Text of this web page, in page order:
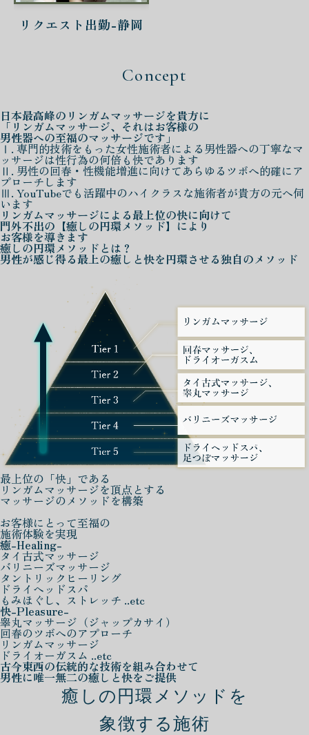
リクエスト出勤-静岡
Concept
日本最高峰の リンガムマッサージを貴方に
「リンガムマッサージ、それはお客様の
男性器への至福のマッサージです」
Ⅰ. 専門的技術をもった女性施術者による男性器への丁寧なマ
ッサージは性行為の何倍も快であります
Ⅱ. 男性の回春・性機能増進に向けてあらゆるツボへ的確にア
プローチします
Ⅲ. YouTubeでも活躍中のハイクラスな施術者が貴方の元へ伺
います
リンガムマッサージによる最上位の快に向けて
門外不出の 【癒しの円環メソッド】 により
お客様を導きます
癒しの円環メソッド とは？
男性が感じ得る最上の癒しと快を円環させる独自のメソッド
最上位の「快」である
リンガムマッサージを頂点とする
マッサージのメソッドを構築
お客様にとって至福の
施術体験を実現
癒-Healing-
タイ古式マッサージ
バリニーズマッサージ
タントリックヒーリング
ドライヘッドスパ
もみほぐし、ストレッチ ..etc
快-Pleasure-
睾丸マッサージ（ジャップカサイ）
回春のツボへのアプローチ
リンガムマッサージ
ドライオーガスム ..etc
古今東西の伝統的な技術を組み合わせて
男性に唯一無二の癒しと快をご提供
癒しの円環メソッドを
象徴する施術